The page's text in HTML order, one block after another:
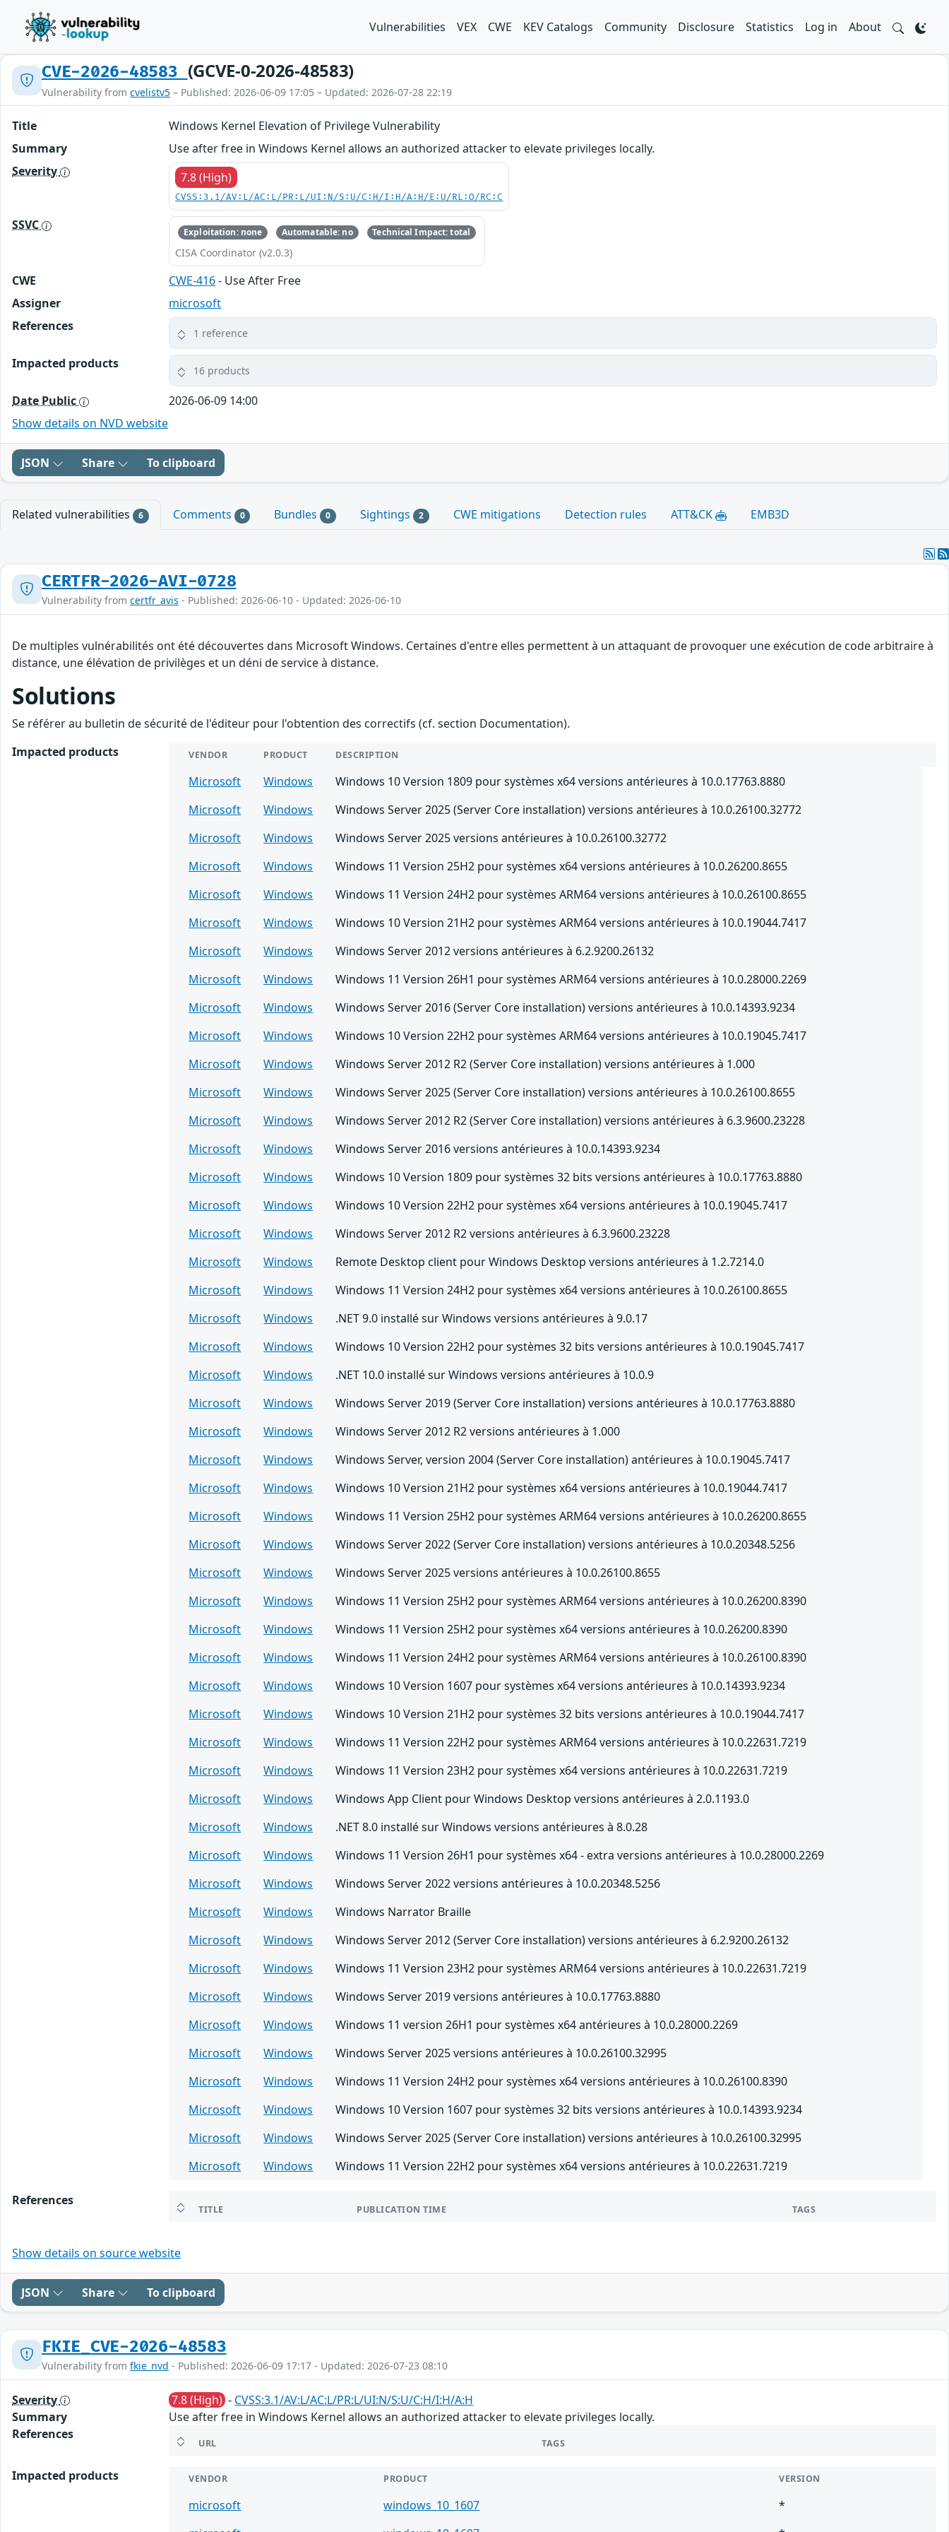
Vulnerabilities VEX CWE KEV Catalogs Community Disclosure Statistics Log in About
CVE-2026-48583 (GCVE-0-2026-48583)
Vulnerability from cvelistv5 – Published: 2026-06-09 17:05 – Updated: 2026-07-28 22:19
Title
Windows Kernel Elevation of Privilege Vulnerability
Summary
Use after free in Windows Kernel allows an authorized attacker to elevate privileges locally.
Severity
7.8 (High)
CVSS:3.1/AV:L/AC:L/PR:L/UI:N/S:U/C:H/I:H/A:H/E:U/RL:O/RC:C
SSVC Exploitation: none Automatable: no Technical Impact: total
CISA Coordinator (v2.0.3)
CWE CWE-416- Use After Free
Assigner
microsoft
References
1 reference
Impacted products 16 products
Date Public
2026-06-09 14:00
Show details on NVD website
JSON Share To clipboard
Related vulnerabilities 6 Comments 0 Bundles 0 Sightings 2 CWE mitigations Detection rules ATT&CK EMB3D
CERTFR-2026-AVI-0728
Vulnerability from certfr_avis - Published: 2026-06-10 - Updated: 2026-06-10
De multiples vulnérabilités ont été découvertes dans Microsoft Windows. Certaines d'entre elles permettent à un attaquant de provoquer une exécution de code arbitraire à
distance, une élévation de privilèges et un déni de service à distance.
Solutions
Se référer au bulletin de sécurité de l'éditeur pour l'obtention des correctifs (cf. section Documentation).
Impacted products
VENDOR PRODUCT DESCRIPTION
Microsoft Windows
Windows 10 Version 1809 pour systèmes x64 versions antérieures à 10.0.17763.8880
Microsoft
Windows
Windows Server 2025 (Server Core installation) versions antérieures à 10.0.26100.32772
Microsoft
Windows
Windows Server 2025 versions antérieures à 10.0.26100.32772
Microsoft
Windows
Windows 11 Version 25H2 pour systèmes x64 versions antérieures à 10.0.26200.8655
Microsoft
Windows
Windows 11 Version 24H2 pour systèmes ARM64 versions antérieures à 10.0.26100.8655
Microsoft
Windows
Windows 10 Version 21H2 pour systèmes ARM64 versions antérieures à 10.0.19044.7417
Microsoft
Windows
Windows Server 2012 versions antérieures à 6.2.9200.26132
Microsoft
Windows
Windows 11 Version 26H1 pour systèmes ARM64 versions antérieures à 10.0.28000.2269
Microsoft
Windows
Windows Server 2016 (Server Core installation) versions antérieures à 10.0.14393.9234
Microsoft
Windows
Windows 10 Version 22H2 pour systèmes ARM64 versions antérieures à 10.0.19045.7417
Microsoft
Windows
Windows Server 2012 R2 (Server Core installation) versions antérieures à 1.000
Microsoft
Windows
Windows Server 2025 (Server Core installation) versions antérieures à 10.0.26100.8655
Microsoft
Windows
Windows Server 2012 R2 (Server Core installation) versions antérieures à 6.3.9600.23228
Microsoft
Windows
Windows Server 2016 versions antérieures à 10.0.14393.9234
Microsoft
Windows
Windows 10 Version 1809 pour systèmes 32 bits versions antérieures à 10.0.17763.8880
Microsoft
Windows
Windows 10 Version 22H2 pour systèmes x64 versions antérieures à 10.0.19045.7417
Microsoft
Windows
Windows Server 2012 R2 versions antérieures à 6.3.9600.23228
Microsoft
Windows
Remote Desktop client pour Windows Desktop versions antérieures à 1.2.7214.0
Microsoft
Windows
Windows 11 Version 24H2 pour systèmes x64 versions antérieures à 10.0.26100.8655
Microsoft
Windows
.NET 9.0 installé sur Windows versions antérieures à 9.0.17
Microsoft
Windows
Windows 10 Version 22H2 pour systèmes 32 bits versions antérieures à 10.0.19045.7417
Microsoft
Windows
.NET 10.0 installé sur Windows versions antérieures à 10.0.9
Microsoft
Windows
Windows Server 2019 (Server Core installation) versions antérieures à 10.0.17763.8880
Microsoft
Windows
Windows Server 2012 R2 versions antérieures à 1.000
Microsoft
Windows
Windows Server, version 2004 (Server Core installation) antérieures à 10.0.19045.7417
Microsoft
Windows
Windows 10 Version 21H2 pour systèmes x64 versions antérieures à 10.0.19044.7417
Microsoft
Windows
Windows 11 Version 25H2 pour systèmes ARM64 versions antérieures à 10.0.26200.8655
Microsoft
Windows
Windows Server 2022 (Server Core installation) versions antérieures à 10.0.20348.5256
Microsoft
Windows
Windows Server 2025 versions antérieures à 10.0.26100.8655
Microsoft
Windows
Windows 11 Version 25H2 pour systèmes ARM64 versions antérieures à 10.0.26200.8390
Microsoft
Windows
Windows 11 Version 25H2 pour systèmes x64 versions antérieures à 10.0.26200.8390
Microsoft
Windows
Windows 11 Version 24H2 pour systèmes ARM64 versions antérieures à 10.0.26100.8390
Microsoft
Windows
Windows 10 Version 1607 pour systèmes x64 versions antérieures à 10.0.14393.9234
Microsoft
Windows
Windows 10 Version 21H2 pour systèmes 32 bits versions antérieures à 10.0.19044.7417
Microsoft
Windows
Windows 11 Version 22H2 pour systèmes ARM64 versions antérieures à 10.0.22631.7219
Microsoft
Windows
Windows 11 Version 23H2 pour systèmes x64 versions antérieures à 10.0.22631.7219
Microsoft
Windows
Windows App Client pour Windows Desktop versions antérieures à 2.0.1193.0
Microsoft
Windows
.NET 8.0 installé sur Windows versions antérieures à 8.0.28
Microsoft
Windows
Windows 11 Version 26H1 pour systèmes x64 - extra versions antérieures à 10.0.28000.2269
Microsoft
Windows
Windows Server 2022 versions antérieures à 10.0.20348.5256
Microsoft
Windows
Windows Narrator Braille
Microsoft
Windows
Windows Server 2012 (Server Core installation) versions antérieures à 6.2.9200.26132
Microsoft
Windows
Windows 11 Version 23H2 pour systèmes ARM64 versions antérieures à 10.0.22631.7219
Microsoft
Windows
Windows Server 2019 versions antérieures à 10.0.17763.8880
Microsoft
Windows
Windows 11 version 26H1 pour systèmes x64 antérieures à 10.0.28000.2269
Microsoft
Windows
Windows Server 2025 versions antérieures à 10.0.26100.32995
Microsoft
Windows
Windows 11 Version 24H2 pour systèmes x64 versions antérieures à 10.0.26100.8390
Microsoft
Windows
Windows 10 Version 1607 pour systèmes 32 bits versions antérieures à 10.0.14393.9234
Microsoft
Windows
Windows Server 2025 (Server Core installation) versions antérieures à 10.0.26100.32995
Microsoft
Windows Windows 11 Version 22H2 pour systèmes x64 versions antérieures à 10.0.22631.7219
References
TITLE PUBLICATION TIME TAGS
Show details on source website
JSON Share To clipboard
FKIE_CVE-2026-48583
Vulnerability from fkie_nvd - Published: 2026-06-09 17:17 - Updated: 2026-07-23 08:10
Severity 7.8 (High) - CVSS:3.1/AV:L/AC:L/PR:L/UI:N/S:U/C:H/I:H/A:H
Summary
Use after free in Windows Kernel allows an authorized attacker to elevate privileges locally.
References
URL TAGS
Impacted products VENDOR PRODUCT VERSION
microsoft windows_10_1607
*